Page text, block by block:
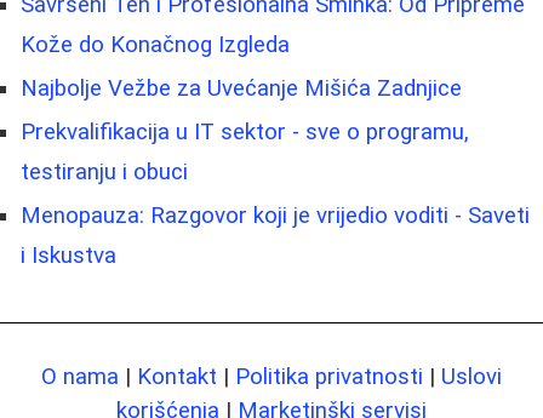
Kože do Konačnog Izgleda
Najbolje Vežbe za Uvećanje Mišića Zadnjice
Prekvalifikacija u IT sektor - sve o programu,
testiranju i obuci
Menopauza: Razgovor koji je vrijedio voditi - Saveti
i Iskustva
O nama | Kontakt | Politika privatnosti | Uslovi
korišćenja | Marketinški servisi